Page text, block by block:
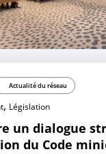
Actualité du réseau
, Législation
un dialogue
du Code